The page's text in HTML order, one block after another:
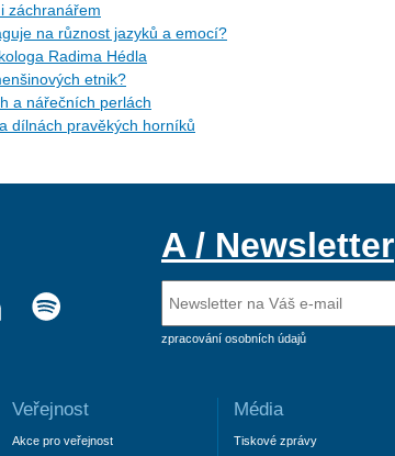
záchranářem
na různost jazyků a emocí?
Radima Hédla
etnik?
a nářečních perlách
dílnách pravěkých horníků
A / Newsletter
zpracování osobních údajů
Veřejnost
Akce pro veřejnost
Média
Tiskové zprávy